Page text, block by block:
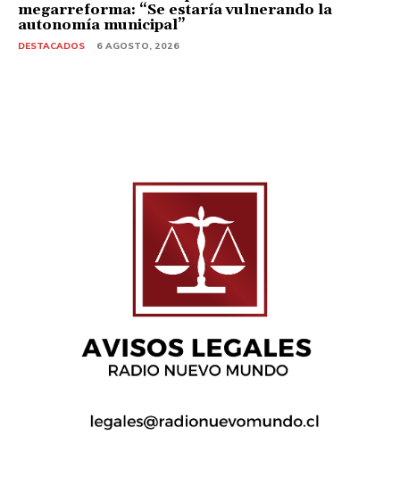
megarreforma: “Se estaría vulnerando la
autonomía municipal”
DESTACADOS 6 AGOSTO, 2026